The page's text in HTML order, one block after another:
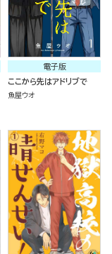
電子版
ここから先はアドリブで
魚屋ウオ